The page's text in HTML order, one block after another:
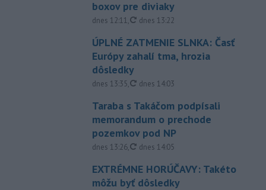
boxov pre diviaky
dnes 12:11, aktualizované
dnes 13:22
ÚPLNÉ ZATMENIE SLNKA: Časť
Európy zahalí tma, hrozia
dôsledky
dnes 13:35, aktualizované
dnes 14:03
Taraba s Takáčom podpísali
memorandum o prechode
pozemkov pod NP
dnes 13:26, aktualizované
dnes 14:05
EXTRÉMNE HORÚČAVY: Takéto
môžu byť dôsledky